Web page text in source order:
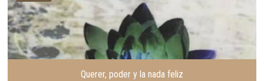
Querer, poder y la nada feliz